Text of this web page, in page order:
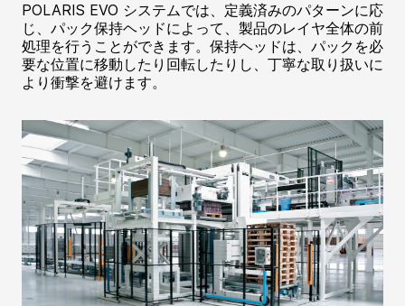
POLARIS EVO システムでは、定義済みのパターンに応
じ、パック保持ヘッドによって、製品のレイヤ全体の前
処理を行うことができます。保持ヘッドは、パックを必
要な位置に移動したり回転したりし、丁寧な取り扱いに
より衝撃を避けます。